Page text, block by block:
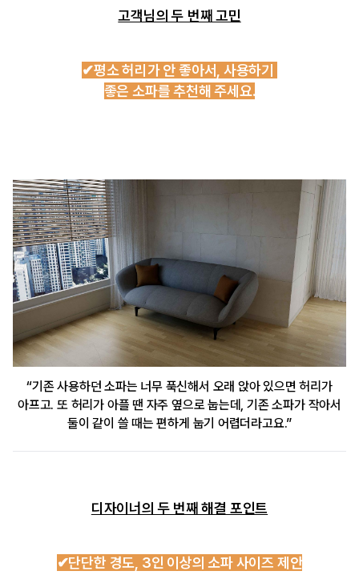
고객님의 두 번째 고민
✔평소 허리가 안 좋아서, 사용하기
좋은 소파를 추천해 주세요.
“기존 사용하던 소파는 너무 푹신해서 오래 앉아 있으면 허리가
아프고. 또 허리가 아플 땐 자주 옆으로 눕는데, 기존 소파가 작아서
둘이 같이 쓸 때는 편하게 눕기 어렵더라고요.”
디자이너의 두 번째 해결 포인트
✔단단한 경도, 3인 이상의 소파 사이즈 제안